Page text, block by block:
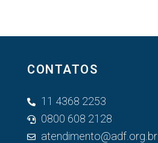
CONTATOS
11 4368 2253
0800 608 2128
atendimento@adf.org.br